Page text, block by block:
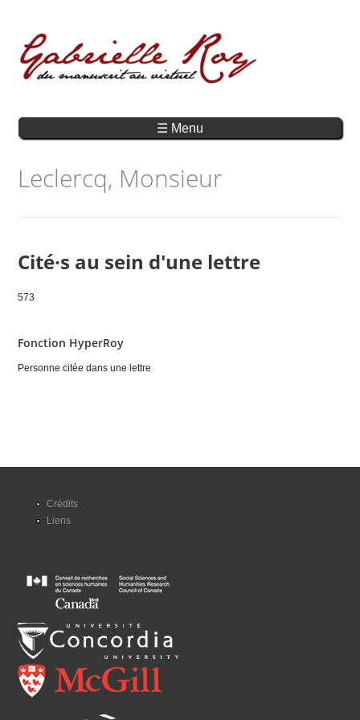
☰ Menu
Leclercq, Monsieur
Cité·s au sein d'une lettre
573
Fonction HyperRoy
Personne citée dans une lettre
Crédits
Liens